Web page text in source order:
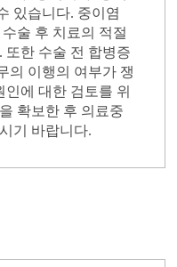
있습니다. 중이염
술 후 치료의 적절
또한 수술 전 합병증
의 이행의 여부가 쟁
에 대한 검토를 위
확보한 후 의료중
기 바랍니다.